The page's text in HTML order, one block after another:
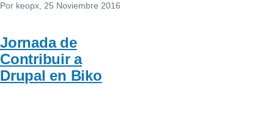
Por keopx , 25 Noviembre 2016
Jornada de
Contribuir a
Drupal en Biko